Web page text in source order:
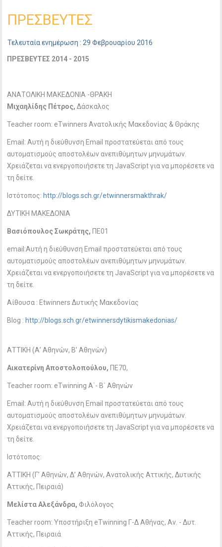
ΠΡΕΣΒΕΥΤΕΣ
Τελευταία ενημέρωση : 29 Φεβρουαρίου 2016
ΠΡΕΣΒΕΥΤΕΣ 2014 - 2015
ΑΝΑΤΟΛΙΚΗ ΜΑΚΕΔΟΝΙΑ -ΘΡΑΚΗ
Μιχαηλίδης Πέτρος, Δάσκαλος
Teacher room: eTwinners Ανατολικής Μακεδονίας & Θράκης
Email:Αυτή η διεύθυνση Email προστατεύεται από τους
αυτοματισμούς αποστολέων ανεπιθύμητων μηνυμάτων.
Χρειάζεται να ενεργοποιήσετε τη JavaScript για να μπορέσετε να
τη δείτε.
Ιστότοπος: http://blogs.sch.gr/etwinnersmakthrak/
ΔΥΤΙΚΗ ΜΑΚΕΔΟΝΙΑ
Βασιόπουλος Σωκράτης, ΠΕ01
email:Αυτή η διεύθυνση Email προστατεύεται από τους
αυτοματισμούς αποστολέων ανεπιθύμητων μηνυμάτων.
Χρειάζεται να ενεργοποιήσετε τη JavaScript για να μπορέσετε να
τη δείτε.
Αίθουσα : Etwinners Δυτικής Μακεδονίας
Blog : http://blogs.sch.gr/etwinnersdytikismakedonias/
ΑΤΤΙΚΗ (Α’ Αθηνών, Β’ Αθηνών)
Αικατερίνη Αποστολοπούλου, ΠΕ70,
Teacher room: eTwinning Α΄- Β΄ Αθηνών
Email:Αυτή η διεύθυνση Email προστατεύεται από τους
αυτοματισμούς αποστολέων ανεπιθύμητων μηνυμάτων.
Χρειάζεται να ενεργοποιήσετε τη JavaScript για να μπορέσετε να
τη δείτε.
Ιστότοπος:
ΑΤΤΙΚΗ (Γ’ Αθηνών, Δ’ Αθηνών, Ανατολικής Αττικής, Δυτικής
Αττικής, Πειραιά)
Μελίστα Αλεξάνδρα, Φιλόλογος
Teacher room: Υποστήριξη eTwinning Γ-Δ Αθήνας, Αν. - Δυτ.
Αττικής, Πειραιά